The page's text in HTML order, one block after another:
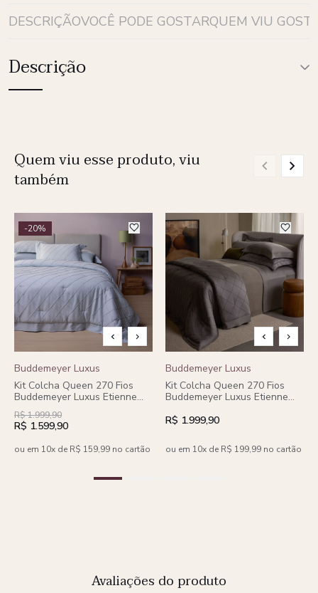
DESCRIÇÃOVOCÊ PODE GOSTARQUEM VIU
Descrição
Quem viu esse produto, viu
também
-20%
Buddemeyer Luxus
Kit Colcha Queen 270 Fios
Buddemeyer Luxus Etienne
100% Algodão Penteado 3
peças
R$ 1.999,90
R$ 1.599,90
ou em 10x de R$ 159,99 no cartão
Buddemeyer Luxus
Kit Colcha Queen 270 Fios
Buddemeyer Luxus Etienne
peças
R$ 1.999,90
ou em 10x de R$ 199,99 no cartão
Avaliações do produto